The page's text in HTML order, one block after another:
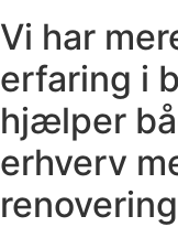
Vi har
erfaring i
hjælper
erhverv